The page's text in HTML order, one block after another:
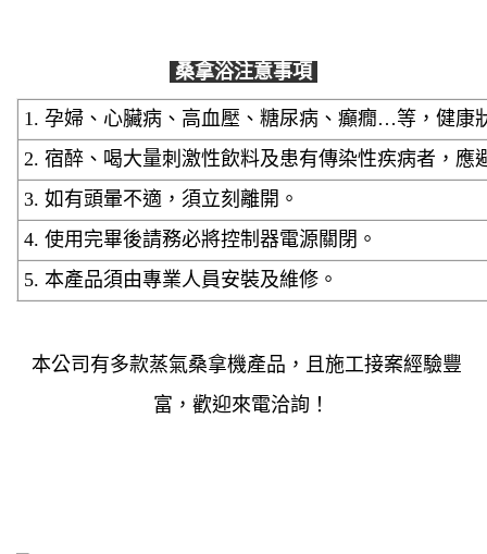
桑拿浴注意事項
1. 孕婦、心臟病、高血壓、糖尿病、癲癇…等，健康
2. 宿醉、喝大量刺激性飲料及患有傳染性疾病者，應
3. 如有頭暈不適，須立刻離開。
4. 使用完畢後請務必將控制器電源關閉。
5. 本產品須由專業人員安裝及維修。
本公司有多款蒸氣桑拿機產品，且施工接案經驗豐
富，歡迎來電洽詢！